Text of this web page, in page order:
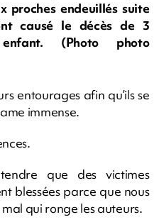
proches endeuillés suite
causé le décès de 3
(Photo photo
entourages afin qu’ils se
immense.
que des victimes
blessées parce que nous
mal qui ronge les auteurs.